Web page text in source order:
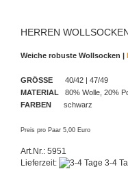
HERREN
Weiche robuste Wollsocken |
GRÖSSE 40/42 | 47/49
MATERIAL 80% Wolle, 20%
FARBEN schwarz
Preis pro Paar 5,00 Euro
Art.Nr.: 5951
Lieferzeit:
3-4